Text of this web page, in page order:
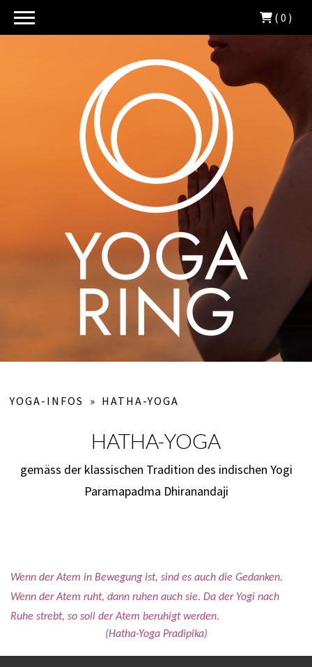
( 0 )
YOGA-INFOS » HATHA-YOGA
HATHA-YOGA
gemäss der klassischen Tradition des indischen Yogi
Paramapadma Dhiranandaji
Wenn der Atem in Bewegung ist, sind es auch die Gedanken.
Wenn der Atem ruht, dann ruhen auch sie. Da der Yogi nach
Ruhe strebt, so soll der Atem beruhigt werden.
(Hatha-Yoga Pradipika)